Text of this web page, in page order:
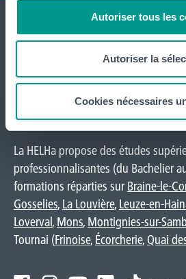
Autoriser tous les
Autoriser la
Cookies nécessaires
International
La HELHa propose des études
professionnalisantes (du Bachelier
formations réparties surBraine-le-
Gosselies, La Louvière, Leuze-en-
Loverval, Mons, Montignies-sur-
Tournai (Frinoise, Écorcherie, Quai